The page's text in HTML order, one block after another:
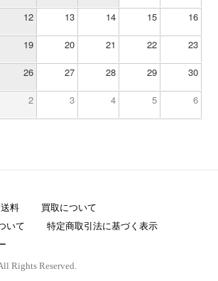
12 13 14 15 16
19 20 21 22 23
26 27 28 29 30
2 3 4 5 6
料
買取について
いて
特定商取引法に基づく表示
Rights Reserved.